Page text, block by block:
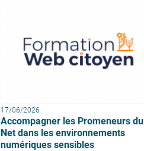
17/06/2026
Accompagner les Promeneurs du
Net dans les environnements
numériques sensibles